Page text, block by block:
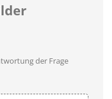
der Frage